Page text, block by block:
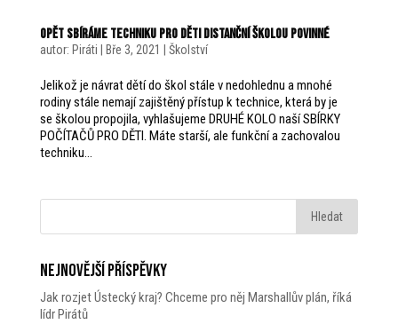
Opět sbíráme techniku pro děti distanční školou povinné
autor: Piráti Bře 3, 2021 Školství
Jelikož je návrat dětí do škol stále v nedohlednu a mnohé
rodiny stále nemají zajištěný přístup k technice, která by je
se školou propojila, vyhlašujeme DRUHÉ KOLO naší SBÍRKY
POČÍTAČŮ PRO DĚTI. Máte starší, ale funkční a zachovalou
techniku...
Nejnovější příspěvky
Jak rozjet Ústecký kraj? Chceme pro něj Marshallův plán, říká
lídr Pirátů